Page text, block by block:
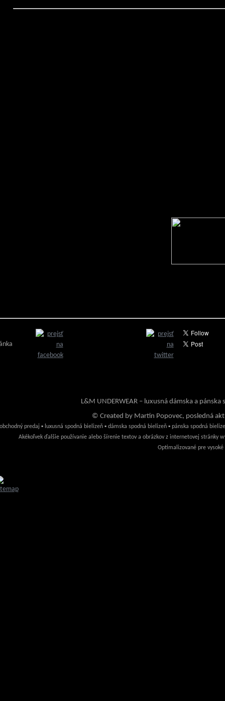
L&M UNDERWEAR – luxusná dámska a
© Created by Martin Popovec, posledná
predaj ▪ luxusná spodná bielizeň ▪ dámska spodná bielizeň ▪ pánska spodná
Akékoľvek ďalšie používanie alebo šírenie textov a obrázkov z internetovej stránky
Optimalizované pre vysoké